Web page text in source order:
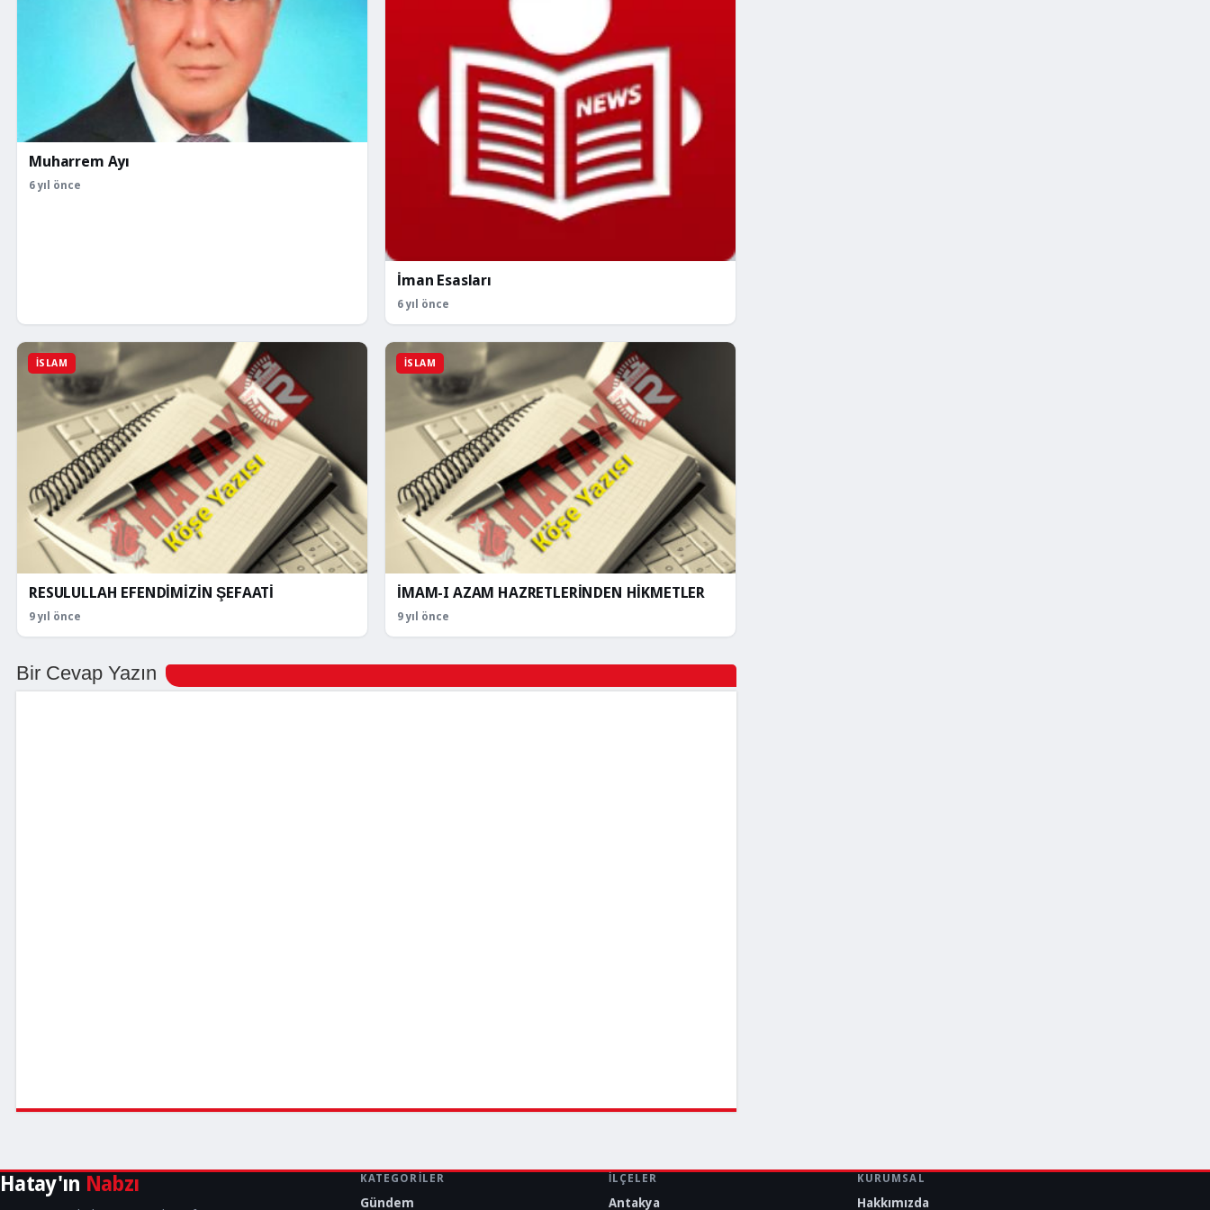
Muharrem Ayı
6 yıl önce
İman Esasları
6 yıl önce
İSLAM
RESULULLAH EFENDİMİZİN ŞEFAATİ
9 yıl önce
İSLAM
İMAM-I AZAM HAZRETLERİNDEN HİKMETLER
9 yıl önce
Bir Cevap Yazın
Hatay'ın Nabzı KATEGORILER
Gündem
İLÇELER
Antakya
KURUMSAL
Hakkımızda